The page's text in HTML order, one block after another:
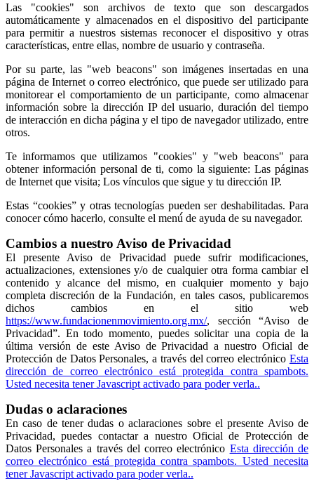
Las "cookies" son archivos de texto que son descargados
automáticamente y almacenados en el dispositivo del participante
para permitir a nuestros sistemas reconocer el dispositivo y otras
características, entre ellas, nombre de usuario y contraseña.
Por su parte, las "web beacons" son imágenes insertadas en una
página de Internet o correo electrónico, que puede ser utilizado para
monitorear el comportamiento de un participante, como almacenar
información sobre la dirección IP del usuario, duración del tiempo
de interacción en dicha página y el tipo de navegador utilizado, entre
otros.
Te informamos que utilizamos "cookies" y "web beacons" para
obtener información personal de ti, como la siguiente: Las páginas
de Internet que visita; Los vínculos que sigue y tu dirección IP.
Estas “cookies” y otras tecnologías pueden ser deshabilitadas. Para
conocer cómo hacerlo, consulte el menú́ de ayuda de su navegador.
Cambios a nuestro Aviso de Privacidad
El presente Aviso de Privacidad puede sufrir modificaciones,
actualizaciones, extensiones y/o de cualquier otra forma cambiar el
contenido y alcance del mismo, en cualquier momento y bajo
completa discreción de la Fundación, en tales casos, publicaremos
dichos cambios en el sitio web
https://www.fundacionenmovimiento.org.mx/, sección “Aviso de
Privacidad”. En todo momento, puedes solicitar una copia de la
última versión de este Aviso de Privacidad a nuestro Oficial de
Protección de Datos Personales, a través del correo electrónico Esta
dirección de correo electrónico está protegida contra spambots.
Usted necesita tener Javascript activado para poder verla..
Dudas o aclaraciones
En caso de tener dudas o aclaraciones sobre el presente Aviso de
Privacidad, puedes contactar a nuestro Oficial de Protección de
Datos Personales a través del correo electrónico Esta dirección de
correo electrónico está protegida contra spambots. Usted necesita
tener Javascript activado para poder verla..